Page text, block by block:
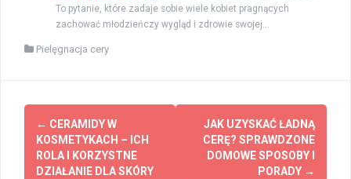
To pytanie, które zadaje sobie wiele kobiet pragnących
zachować młodzieńczy wygląd i zdrowie swojej...
Pielęgnacja cery
Zobacz
wpisy
← CERAMIDY W
KOSMETYKACH – ICH
ROLA I KORZYSTNE
DZIAŁANIE DLA SKÓRY
JAK UZYSKAĆ ŁADNĄ
CERĘ? SPRAWDZONE
DOMOWE SPOSOBY I
PORADY →